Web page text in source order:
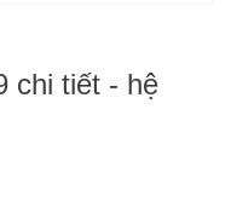
chi tiết - hệ